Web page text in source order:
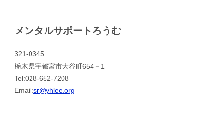
メンタルサポートろうむ
321-0345
栃木県宇都宮市大谷町654－1
Tel:028-652-7208
Email:sr@yhlee.org